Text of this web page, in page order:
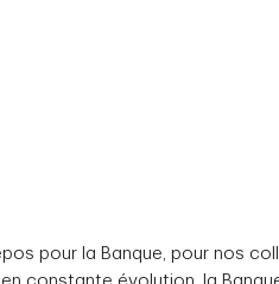
pour la Banque, pour nos